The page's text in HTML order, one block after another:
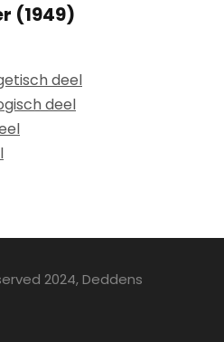
(1949)
deel
deel
2024, Deddens